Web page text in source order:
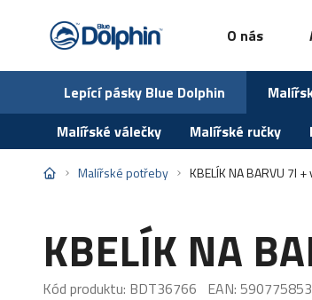
O nás
MALÍŘSKÉ VÁLEČKY
Lepící pásky Blue Dolphin
Malířské válečky
Malířské ručky
Malířské potřeby KBELÍK NA BARVU 7l
KBELÍK NA
Kód produktu: BDT36766 EAN: